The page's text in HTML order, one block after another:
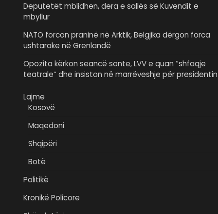
Deputetët mblidhen, dera e sallës së Kuvendit e
mbyllur
NATO forcon praninë në Arktik, Belgjika dërgon forca
ushtarake në Grenlandë
Opozita kërkon seancë sonte, LVV e quan “shfaqje
teatrale” dhe insiston në marrëveshje për presidentin
Lajme
Kosovë
Maqedoni
Shqipëri
Botë
Politikë
Kronikë Policore